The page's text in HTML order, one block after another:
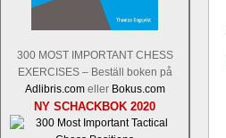
300 MOST IMPORTANT CHESS
EXERCISES – Beställ boken på
Adlibris.comeller Bokus.com
NY SCHACKBOK 2020